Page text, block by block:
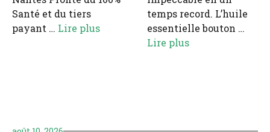
Santé et du tiers
payant … Lire plus
temps record. L’huile
essentielle bouton …
Lire plus